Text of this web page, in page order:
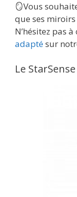
🪞Vous
que ses
N’hésitez pas
adaptésur
Le